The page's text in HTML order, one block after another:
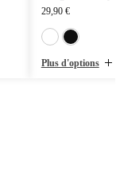
29,90 €
Plus d'options